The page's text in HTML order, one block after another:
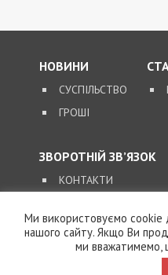
НОВИНИ
СУСПІЛЬСТВО
ГРОШІ
ЗВОРОТНІЙ ЗВ’ЯЗОК
КОНТАКТИ
SUPPORT@49000.COM.UA
© 2026,
Ми використовуємо cookie
нашого сайту. Якщо Ви
ми вважатимемо,